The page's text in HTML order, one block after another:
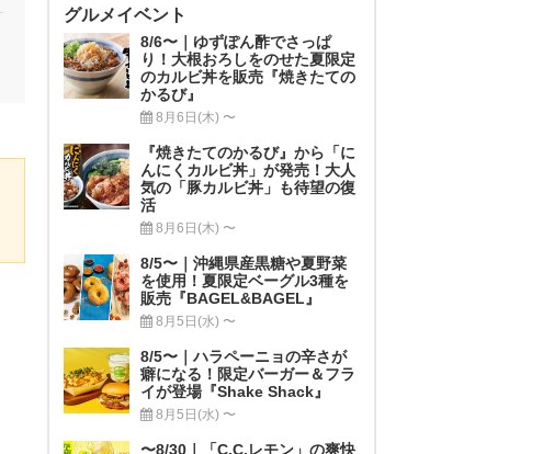
グルメイベント
8/6〜｜ゆずぽん酢でさっぱ
り！大根おろしをのせた夏限定
のカルビ丼を販売『焼きたての
かるび』
8月6日(木) 〜
『焼きたてのかるび』から「に
んにくカルビ丼」が発売！大人
気の「豚カルビ丼」も待望の復
活
8月6日(木) 〜
8/5〜｜沖縄県産黒糖や夏野菜
を使用！夏限定ベーグル3種を
販売『BAGEL&BAGEL』
8月5日(水) 〜
8/5〜｜ハラペーニョの辛さが
癖になる！限定バーガー＆フラ
イが登場『Shake Shack』
8月5日(水) 〜
〜8/30｜「C.C.レモン」の爽快